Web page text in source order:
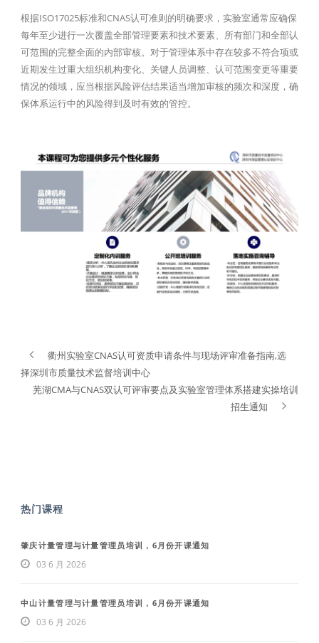
根据ISO17025标准和CNAS认可准则的明确要求，实验室通常应确保
每年至少进行一次覆盖全部管理要素和技术要素、所有部门和全部认
可范围的完整全面的内部审核。对于管理体系中存在较多不符合项或
近期发生过重大组织机构变化、关键人员调整、认可范围变更等重要
情况的领域，应当根据风险评估结果适当增加审核的频次和深度，确
保体系运行中的风险得到及时有效的管控。
衢州实验室CNAS认可资质申请条件与现场评审准备指南,选
择深圳市质量技术监督培训中心
芜湖CMA与CNAS双认可评审要点及实验室管理体系搭建实操培训
招生通知
热门课程
肇庆计量管理与计量管理员培训，6月份开课通知
03 6 月 2026
中山计量管理与计量管理员培训，6月份开课通知
03 6 月 2026